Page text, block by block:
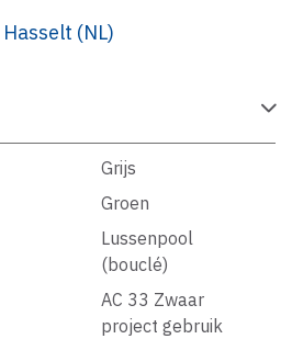
(NL)
Grijs
Groen
Lussenpool
(bouclé)
AC 33 Zwaar
project gebruik